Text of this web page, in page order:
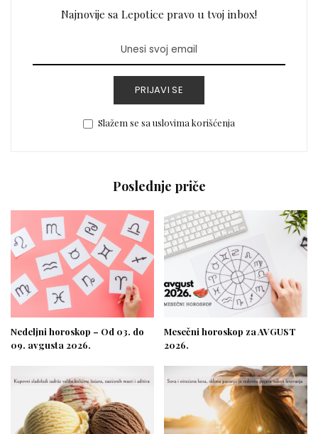
Najnovije sa Lepotice pravo u tvoj inbox!
PRIJAVI SE
Slažem se sa uslovima korišćenja
Poslednje priče
Nedeljni horoskop – Od 03. do
09. avgusta 2026.
Mesečni horoskop za AVGUST
2026.